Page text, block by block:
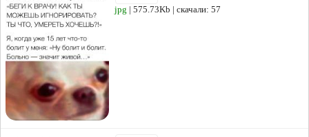
jpg | 575.73Kb | скачали: 57